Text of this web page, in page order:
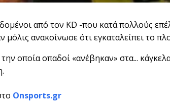
από τον KD -που κατά πολλούς
ανακοίνωσε ότι εγκαταλείπει το
οποία οπαδοί «ανέβηκαν» στα...
Onsports.gr